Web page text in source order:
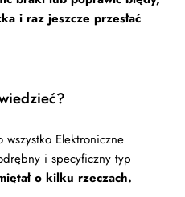
i raz jeszcze przesłać
wszystko Elektroniczne
i specyficzny typ
o kilku rzeczach.